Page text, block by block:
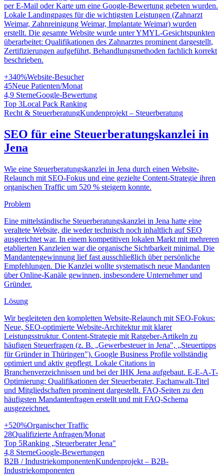
per E-Mail oder Karte um eine Google-Bewertung gebeten wurden.
Lokale Landingpages für die wichtigsten Leistungen (Zahnarzt
Weimar, Zahnreinigung Weimar, Implantate Weimar) wurden
erstellt. Die gesamte Website wurde unter YMYL-Gesichtspunkten
überarbeitet: Qualifikationen des Zahnarztes prominent dargestellt,
Zertifizierungen aufgeführt, Behandlungsmethoden fachlich korrekt
beschrieben.
+340%Website-Besucher
45Neue Patienten/Monat
4,9 SterneGoogle-Bewertung
Top 3Local Pack Ranking
Recht & SteuerberatungKundenprojekt – Steuerberatung
SEO für eine Steuerberatungskanzlei in
Jena
Wie eine Steuerberatungskanzlei in Jena durch einen Website-
Relaunch mit SEO-Fokus und eine gezielte Content-Strategie ihren
organischen Traffic um 520 % steigern konnte.
Problem
Eine mittelständische Steuerberatungskanzlei in Jena hatte eine
veraltete Website, die weder technisch noch inhaltlich auf SEO
ausgerichtet war. In einem kompetitiven lokalen Markt mit mehreren
etablierten Kanzleien war die organische Sichtbarkeit minimal. Die
Mandantengewinnung lief fast ausschließlich über persönliche
Empfehlungen. Die Kanzlei wollte systematisch neue Mandanten
über Online-Kanäle gewinnen, insbesondere Unternehmer und
Gründer.
Lösung
Wir begleiteten den kompletten Website-Relaunch mit SEO-Fokus:
Neue, SEO-optimierte Website-Architektur mit klarer
Leistungsstruktur. Content-Strategie mit Ratgeber-Artikeln zu
häufigen Steuerfragen (z. B. „Gewerbesteuer in Jena", „Steuertipps
für Gründer in Thüringen"). Google Business Profile vollständig
optimiert und aktiv gepflegt. Lokale Citations in
Branchenverzeichnissen und bei der IHK Jena aufgebaut. E-E-A-T-
Optimierung: Qualifikationen der Steuerberater, Fachanwalt-Titel
und Mitgliedschaften prominent dargestellt. FAQ-Seiten zu den
häufigsten Mandantenfragen erstellt und mit FAQ-Schema
ausgezeichnet.
+520%Organischer Traffic
28Qualifizierte Anfragen/Monat
Top 5Ranking „Steuerberater Jena"
4,8 SterneGoogle-Bewertungen
B2B / IndustriekomponentenKundenprojekt – B2B-
Industriekomponenten